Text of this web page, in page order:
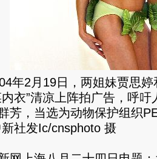
2月19日，两姐妹贾思婷
内衣”清凉上阵拍广告，呼
芳，当选为动物保护组织
新社发Ic/cnsphoto 摄